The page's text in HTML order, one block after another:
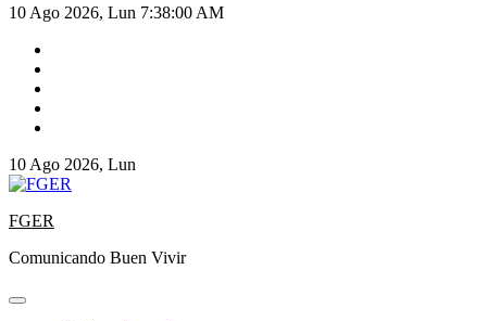
10 Ago 2026, Lun 7:38:00 AM
10 Ago 2026, Lun
FGER
Comunicando Buen Vivir